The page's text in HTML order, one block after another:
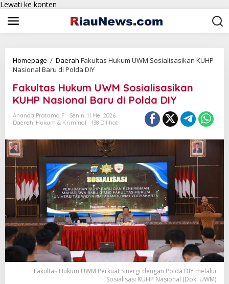
Lewati ke konten
Homepage / Daerah Fakultas Hukum UWM Sosialisasikan KUHP
Nasional Baru di Polda DIY
Fakultas Hukum UWM Sosialisasikan
KUHP Nasional Baru di Polda DIY
Ananda Pratama F
Senin, 11 Mei 2026
Daerah, Hukum & Kriminal 138 Dilihat
Fakultas Hukum UWM Perkuat Sinergi dengan Polda DIY melalui
Sosialisasi KUHP Nasional (Dok. UWM)